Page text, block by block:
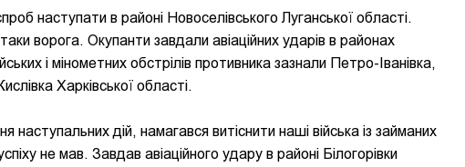
наступати в районі Новоселівського Луганської області.
ворога. Окупанти завдали авіаційних ударів в районах
і мінометних обстрілів противника зазнали Петро-Іванівка,
Харківської області.
наступальних дій, намагався витіснити наші війська із займаних
не мав. Завдав авіаційного удару в районі Білогорівки